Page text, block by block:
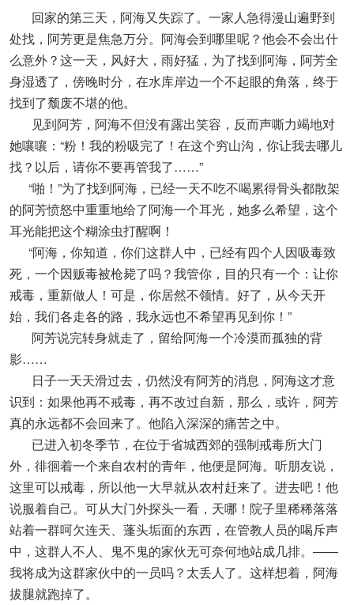
回家的第三天，阿海又失踪了。一家人急得漫山遍野到
处找，阿芳更是焦急万分。阿海会到哪里呢？他会不会出什
么意外？这一天，风好大，雨好猛，为了找到阿海，阿芳全
身湿透了，傍晚时分，在水库岸边一个不起眼的角落，终于
找到了颓废不堪的他。
见到阿芳，阿海不但没有露出笑容，反而声嘶力竭地对
她嚷嚷：“粉！我的粉吸完了！在这个穷山沟，你让我去哪儿
找？以后，请你不要再管我了……”
“啪！”为了找到阿海，已经一天不吃不喝累得骨头都散架
的阿芳愤怒中重重地给了阿海一个耳光，她多么希望，这个
耳光能把这个糊涂虫打醒啊！
“阿海，你知道，你们这群人中，已经有四个人因吸毒致
死，一个因贩毒被枪毙了吗？我管你，目的只有一个：让你
戒毒，重新做人！可是，你居然不领情。好了，从今天开
始，我们各走各的路，我永远也不希望再见到你！”
阿芳说完转身就走了，留给阿海一个冷漠而孤独的背
影……
日子一天天滑过去，仍然没有阿芳的消息，阿海这才意
识到：如果他再不戒毒，再不改过自新，那么，或许，阿芳
真的永远都不会回来了。他陷入深深的痛苦之中。
已进入初冬季节，在位于省城西郊的强制戒毒所大门
外，徘徊着一个来自农村的青年，他便是阿海。听朋友说，
这里可以戒毒，所以他一大早就从农村赶来了。进去吧！他
说服着自己。可从大门外探头一看，天哪！院子里稀稀落落
站着一群呵欠连天、蓬头垢面的东西，在管教人员的喝斥声
中，这群人不人、鬼不鬼的家伙无可奈何地站成几排。——
我将成为这群家伙中的一员吗？太丢人了。这样想着，阿海
拔腿就跑掉了。